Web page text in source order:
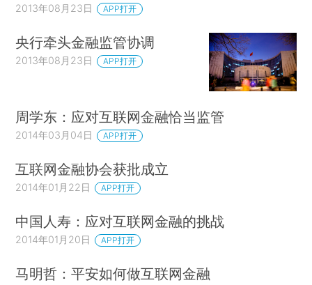
2013年08月23日 APP打开
央行牵头金融监管协调
2013年08月23日 APP打开
周学东：应对互联网金融恰当监管
2014年03月04日 APP打开
互联网金融协会获批成立
2014年01月22日 APP打开
中国人寿：应对互联网金融的挑战
2014年01月20日 APP打开
马明哲：平安如何做互联网金融